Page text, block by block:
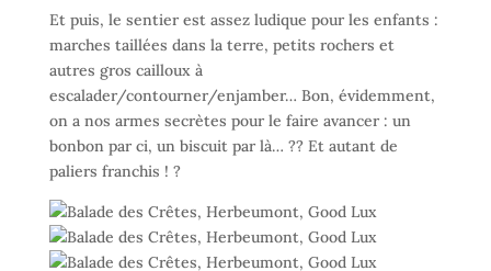
Et puis, le sentier est assez ludique pour les enfants :
marches taillées dans la terre, petits rochers et
autres gros cailloux à
escalader/contourner/enjamber… Bon, évidemment,
on a nos armes secrètes pour le faire avancer : un
bonbon par ci, un biscuit par là… ?? Et autant de
paliers franchis ! ?